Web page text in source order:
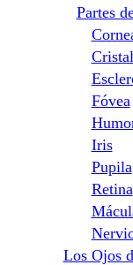
Partes
Fóvea
Iris
Pupila
Retina
Los Ojos